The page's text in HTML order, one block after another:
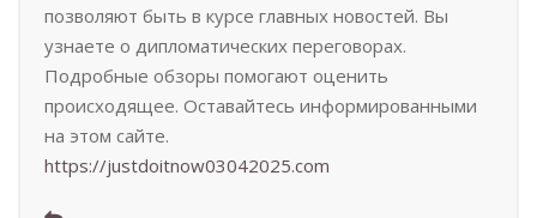
позволяют быть в курсе главных новостей. Вы
узнаете о дипломатических переговорах.
Подробные обзоры помогают оценить
происходящее. Оставайтесь информированными
на этом сайте.
https://justdoitnow03042025.com